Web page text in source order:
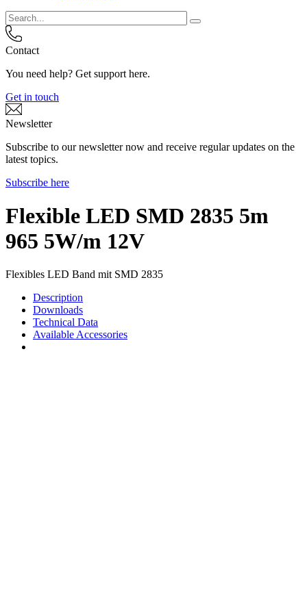
Contact
You need help? Get support here.
Get in touch
Newsletter
Subscribe to our newsletter now and receive regular updates on the
latest topics.
Subscribe here
Flexible LED SMD 2835 5m
965 5W/m 12V
Flexibles LED Band mit SMD 2835
Description
Downloads
Technical Data
Available Accessories